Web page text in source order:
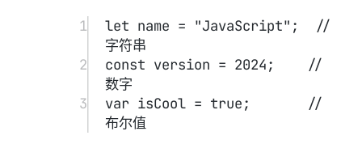
JS 的运行环境#
JavaScript 最初是为浏览器设计，用于动态操作
DOM（网页内容）。